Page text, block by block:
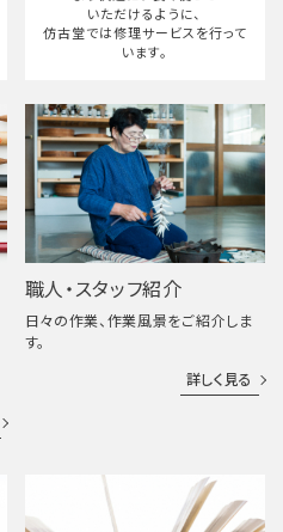
いただけるように、
仿古堂では修理サービスを行って
います。
職人・スタッフ紹介
日々の作業、作業風景をご紹介しま
す。
詳しく見る